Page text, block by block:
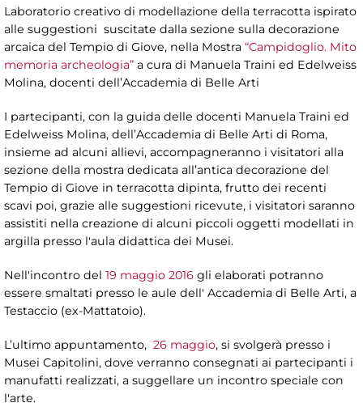
Laboratorio creativo di modellazione della terracotta ispirato
alle suggestioni suscitate dalla sezione sulla decorazione
arcaica del Tempio di Giove, nella Mostra “Campidoglio. Mito
memoria archeologia” a cura di Manuela Traini ed Edelweiss
Molina, docenti dell’Accademia di Belle Arti
I partecipanti, con la guida delle docenti Manuela Traini ed
Edelweiss Molina, dell’Accademia di Belle Arti di Roma,
insieme ad alcuni allievi, accompagneranno i visitatori alla
sezione della mostra dedicata all’antica decorazione del
Tempio di Giove in terracotta dipinta, frutto dei recenti
scavi poi, grazie alle suggestioni ricevute, i visitatori saranno
assistiti nella creazione di alcuni piccoli oggetti modellati in
argilla presso l'aula didattica dei Musei.
Nell'incontro del 19 maggio 2016 gli elaborati potranno
essere smaltati presso le aule dell' Accademia di Belle Arti, a
Testaccio (ex-Mattatoio).
L’ultimo appuntamento, 26 maggio, si svolgerà presso i
Musei Capitolini, dove verranno consegnati ai partecipanti i
manufatti realizzati, a suggellare un incontro speciale con
l'arte.